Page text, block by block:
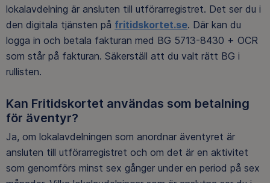
lokalavdelning är ansluten till utförarregistret. Det ser du i
den digitala tjänsten på fritidskortet.se. Där kan du
logga in och betala fakturan med BG 5713-8430 + OCR
som står på fakturan. Säkerställ att du valt rätt BG i
rullisten.
Kan Fritidskortet användas som betalning
för äventyr?
Ja, om lokalavdelningen som anordnar äventyret är
ansluten till utförarregistret och om det är en aktivitet
som genomförs minst sex gånger under en period på sex